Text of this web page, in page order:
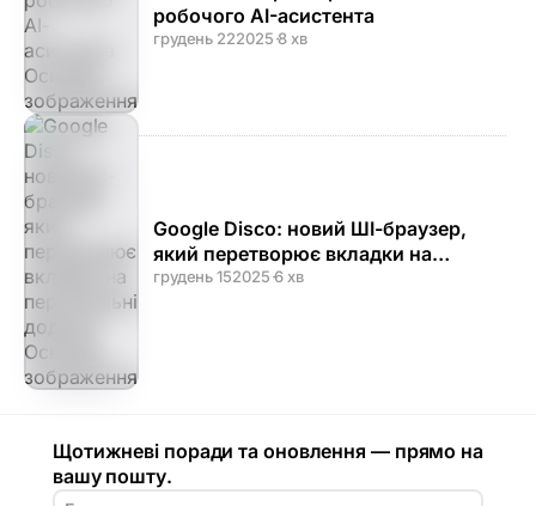
робочого AI-асистента
грудень 222025·8 хв
Google Disco: новий ШІ-браузер,
який перетворює вкладки на
персональні додатки
грудень 152025·6 хв
Щотижневі поради та оновлення — прямо на
вашу пошту.